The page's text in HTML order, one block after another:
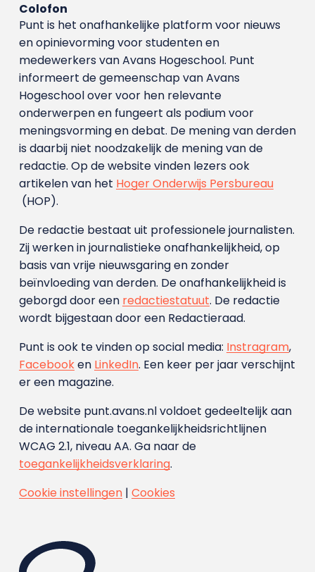
Colofon
Punt is het onafhankelijke platform voor nieuws
en opinievorming voor studenten en
medewerkers van Avans Hoge­school. Punt
informeert de gemeenschap van Avans
Hogeschool over voor hen relevante
onderwerpen en fungeert als podium voor
meningsvorming en debat. De mening van derden
is daarbij niet noodzakelijk de mening van de
redactie. Op de website vinden lezers ook
artikelen van het Hoger Onderwijs Persbureau
(HOP).
De redactie bestaat uit professionele journalisten.
Zij werken in journalistieke onafhankelijkheid, op
basis van vrije nieuwsgaring en zonder
beïnvloeding van derden. De onafhankelijkheid is
geborgd door een redactiestatuut. De redactie
wordt bijgestaan door een Redactieraad.
Punt is ook te vinden op social media: Instragram,
Facebooken LinkedIn. Een keer per jaar verschijnt
er een magazine.
De website punt.avans.nl voldoet gedeeltelijk aan
de internationale toegankelijkheidsrichtlijnen
WCAG 2.1, niveau AA. Ga naar de
toegankelijkheidsverklaring.
Cookie instellingen| Cookies